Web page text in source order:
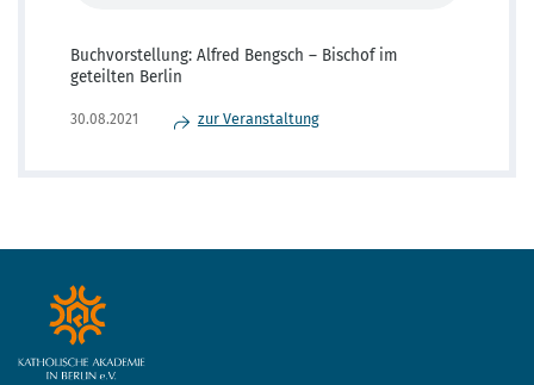
Buchvorstellung: Alfred Bengsch – Bischof im
geteilten Berlin
30.08.2021 zur Veranstaltung